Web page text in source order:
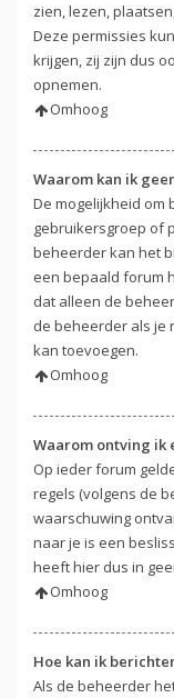
zien, lezen,
Deze permissies
krijgen, zij zijn dus
opnemen.
Omhoog
Waarom kan ik
De mogelijkheid om
gebruikersgroep of
beheerder kan het
een bepaald forum
dat alleen de
de beheerder als je
kan toevoegen.
Omhoog
Waarom ontving ik
Op ieder forum
regels (volgens de
waarschuwing
naar je is een
heeft hier dus in
Omhoog
Hoe kan ik
Als de beheerder